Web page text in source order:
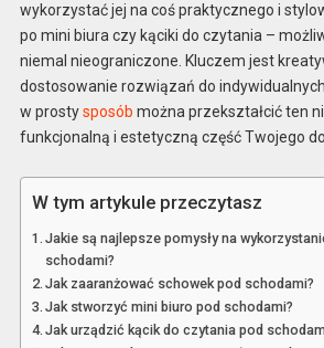
wykorzystać jej na coś praktycznego i
po mini biura czy kąciki do czytania –
niemal nieograniczone. Kluczem jest
dostosowanie rozwiązań do
w prostysposób można przekształcić ten
funkcjonalną i estetyczną część Twojego
W tym artykule przeczytasz
Jakie są najlepsze pomysły na
schodami?
Jak zaaranżować schowek pod schodami?
Jak stworzyć mini biuro pod schodami?
Jak urządzić kącik do czytania pod